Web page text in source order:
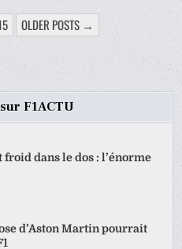
OLDER POSTS →
F1ACTU
froid dans le dos : l’énorme
d’Aston Martin pourrait